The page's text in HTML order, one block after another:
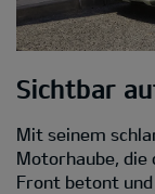
Sichtbar
Mit seinem
Motorhaube, die
Front betont